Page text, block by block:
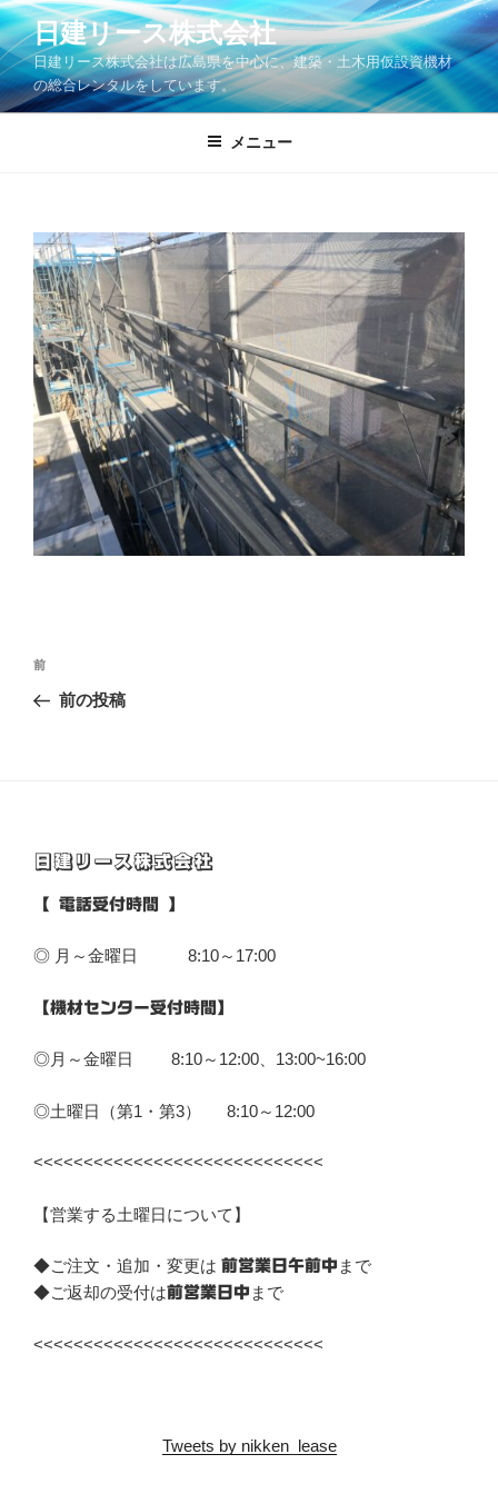
コ
ン
テ
ン
ツ
日建リース株式会社
日建リース株式会社は広島県を中心に、建築・土木用仮設資機材
の総合レンタルをしています。
メニュー
投
ョ
ン
前
の
前
前の投稿
日建リース株式会社
【 電話受付時間 】
◎ 月～金曜日 8:10～17:00
【機材センター受付時間】
◎月～金曜日 8:10～12:00、13:00~16:00
◎土曜日（第1・第3） 8:10～12:00
<<<<<<<<<<<<<<<<<<<<<<<<<<<<<
【営業する土曜日について】
◆ご注文・追加・変更は 前営業日午前中 まで
◆ご返却の受付は前営業日中 まで
<<<<<<<<<<<<<<<<<<<<<<<<<<<<<
Tweets by nikken_lease